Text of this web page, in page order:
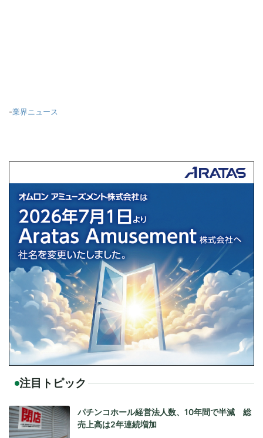
-業界ニュース
注目トピック
パチンコホール経営法人数、10年間で半減 総
売上高は2年連続増加